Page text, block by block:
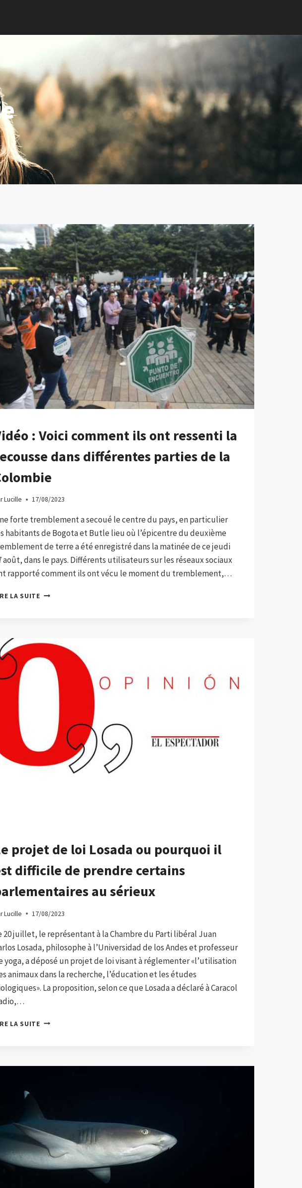
: Voici comment ils ont ressenti la
dans différentes parties de la
Lucille 17/08/2023
forte tremblement a secoué le centre du pays, en particulier
habitants de Bogota et Butle lieu où l’épicentre du deuxième
de terre a été enregistré dans la matinée de ce jeudi
août, dans le pays. Différents utilisateurs sur les réseaux sociaux
rapporté comment ils ont vécu le moment du tremblement,…
LA SUITEVIDÉO
ONT
RESSENTI
SECOUSSE
COLOMBIE
projet de loi Losada ou pourquoi il
difficile de prendre certains
au sérieux
Lucille 17/08/2023
20 juillet, le représentant à la Chambre du Parti libéral Juan
Losada, philosophe à l’Universidad de los Andes et professeur
yoga, a déposé un projet de loi visant à réglementer «l’utilisation
animaux dans la recherche, l’éducation et les études
La proposition, selon ce que Losada a déclaré à Caracol
LA SUITELE
DIFFICILE
PRENDRE
CERTAINS
PARLEMENTAIRES
AU